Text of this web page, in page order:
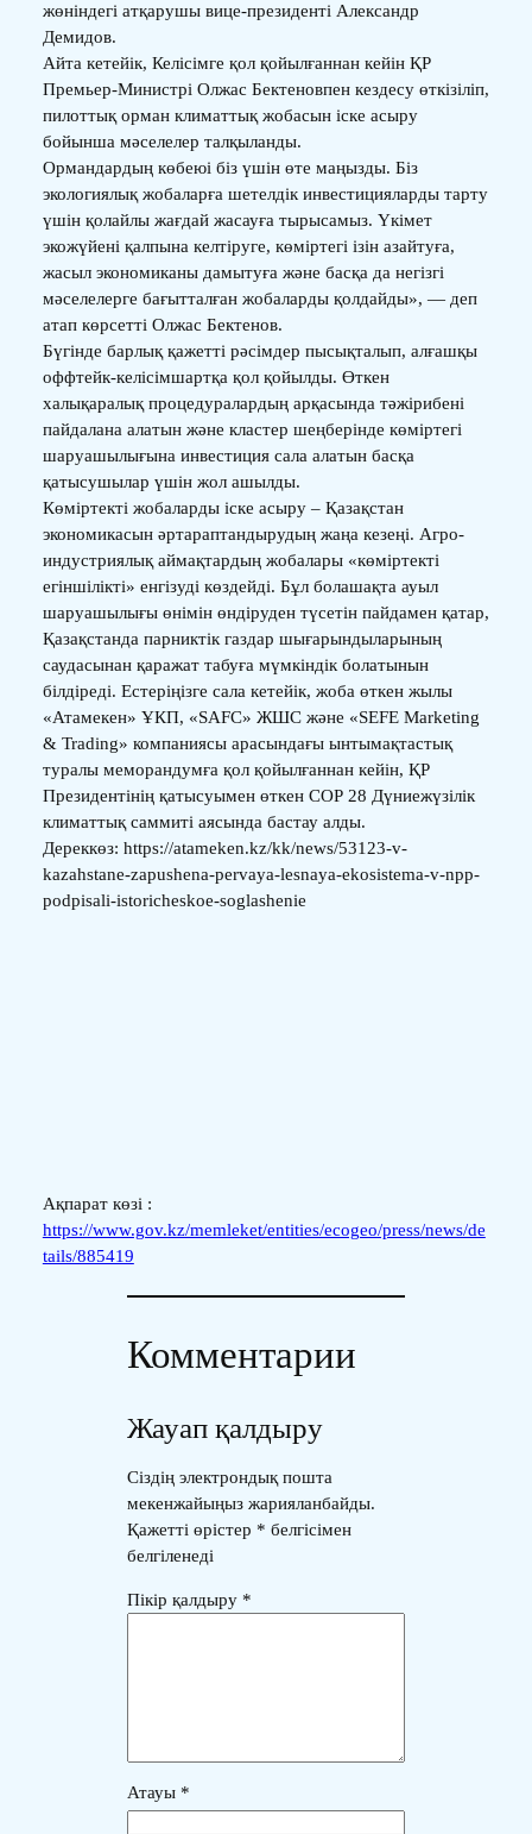
жөніндегі атқарушы вице-президенті Александр
Демидов.
Айта кетейік, Келісімге қол қойылғаннан кейін ҚР
Премьер-Министрі Олжас Бектеновпен кездесу өткізіліп,
пилоттық орман климаттық жобасын іске асыру
бойынша мәселелер талқыланды.
Ормандардың көбеюі біз үшін өте маңызды. Біз
экологиялық жобаларға шетелдік инвестицияларды тарту
үшін қолайлы жағдай жасауға тырысамыз. Үкімет
экожүйені қалпына келтіруге, көміртегі ізін азайтуға,
жасыл экономиканы дамытуға және басқа да негізгі
мәселелерге бағытталған жобаларды қолдайды», — деп
атап көрсетті Олжас Бектенов.
Бүгінде барлық қажетті рәсімдер пысықталып, алғашқы
оффтейк-келісімшартқа қол қойылды. Өткен
халықаралық процедуралардың арқасында тәжірибені
пайдалана алатын және кластер шеңберінде көміртегі
шаруашылығына инвестиция сала алатын басқа
қатысушылар үшін жол ашылды.
Көміртекті жобаларды іске асыру – Қазақстан
экономикасын әртараптандырудың жаңа кезеңі. Агро-
индустриялық аймақтардың жобалары «көміртекті
егіншілікті» енгізуді көздейді. Бұл болашақта ауыл
шаруашылығы өнімін өндіруден түсетін пайдамен қатар,
Қазақстанда парниктік газдар шығарындыларының
саудасынан қаражат табуға мүмкіндік болатынын
білдіреді. Естеріңізге сала кетейік, жоба өткен жылы
«Атамекен» ҰКП, «SAFC» ЖШС және «SEFE Marketing
& Trading» компаниясы арасындағы ынтымақтастық
туралы меморандумға қол қойылғаннан кейін, ҚР
Президентінің қатысуымен өткен СОР 28 Дүниежүзілік
климаттық саммиті аясында бастау алды.
Дереккөз: https://atameken.kz/kk/news/53123-v-
kazahstane-zapushena-pervaya-lesnaya-ekosistema-v-npp-
podpisali-istoricheskoe-soglashenie
Ақпарат көзі :
https://www.gov.kz/memleket/entities/ecogeo/press/news/de
tails/885419
Комментарии
Жауап қалдыру
Сіздің электрондық пошта
мекенжайыңыз жарияланбайды.
Қажетті өрістер * белгісімен
белгіленеді
Пікір қалдыру *
Атауы *